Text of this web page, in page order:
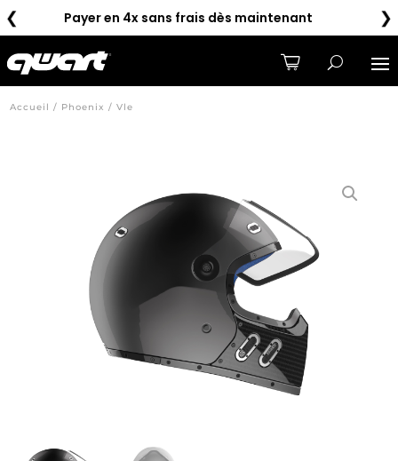
❮ Livraison gratuite à partir de 100€ ❯
Accueil / Phoenix / Vle